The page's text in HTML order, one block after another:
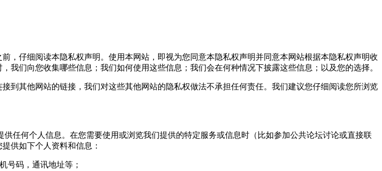
仔细阅读本隐私权声明。使用本网站，即视为您同意本隐私权声明并同意本网站根据本隐私权声明收
们向您收集哪些信息；我们如何使用这些信息；我们会在何种情况下披露这些信息；以及您的选择。
其他网站的链接，我们对这些其他网站的隐私权做法不承担任何责任。我们建议您仔细阅读您所浏览
何个人信息。在您需要使用或浏览我们提供的特定服务或信息时（比如参加公共论坛讨论或直接联
供如下个人资料和信息：
码，通讯地址等；